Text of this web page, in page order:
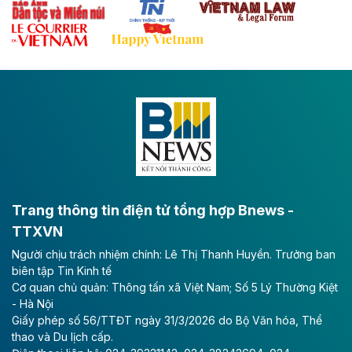
Theo baodautu.vn
Đề xuất đầu tư 11.500 tỷ đồng xây dựng cao
tốc CT.11 qua Ninh Bình
Đông A dài khoảng 25,1 km được kỳ vọng sẽ tạo động
lực phát triển kinh tế - xã hội khu vực phía Nam đồng
Long Thành
Tổng công ty Cảng hàng không Việt Nam - CTCP
(ACV) vừa lập kỷ lục mới về lợi nhuận trong quý
II/2026.
Theo baodautu.vn
Vinaconex lập đỉnh doanh thu
Trang thông tin điện tử tổng hợp Bnews -
TTXVN
Người chịu trách nhiệm chính: Lê Thị Thanh Huyền. Trưởng ban
biên tập Tin Kinh tế
Cơ quan chủ quản: Thông tấn xã Việt Nam; Số 5 Lý Thường Kiệt
- Hà Nội
Giấy phép số 56/TTĐT ngày 31/3/2026 do Bộ Văn hóa, Thể
thao và Du lịch cấp.